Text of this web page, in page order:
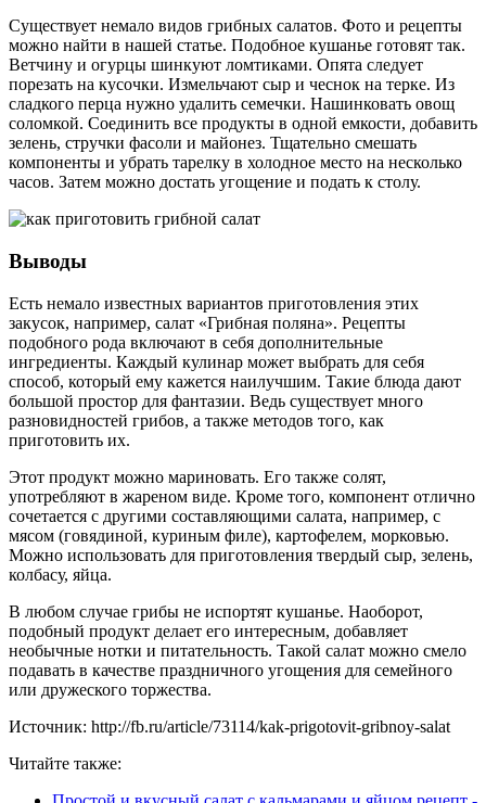
Существует немало видов грибных салатов. Фото и рецепты
можно найти в нашей статье. Подобное кушанье готовят так.
Ветчину и огурцы шинкуют ломтиками. Опята следует
порезать на кусочки. Измельчают сыр и чеснок на терке. Из
сладкого перца нужно удалить семечки. Нашинковать овощ
соломкой. Соединить все продукты в одной емкости, добавить
зелень, стручки фасоли и майонез. Тщательно смешать
компоненты и убрать тарелку в холодное место на несколько
часов. Затем можно достать угощение и подать к столу.
Выводы
Есть немало известных вариантов приготовления этих
закусок, например, салат «Грибная поляна». Рецепты
подобного рода включают в себя дополнительные
ингредиенты. Каждый кулинар может выбрать для себя
способ, который ему кажется наилучшим. Такие блюда дают
большой простор для фантазии. Ведь существует много
разновидностей грибов, а также методов того, как
приготовить их.
Этот продукт можно мариновать. Его также солят,
употребляют в жареном виде. Кроме того, компонент отлично
сочетается с другими составляющими салата, например, с
мясом (говядиной, куриным филе), картофелем, морковью.
Можно использовать для приготовления твердый сыр, зелень,
колбасу, яйца.
В любом случае грибы не испортят кушанье. Наоборот,
подобный продукт делает его интересным, добавляет
необычные нотки и питательность. Такой салат можно смело
подавать в качестве праздничного угощения для семейного
или дружеского торжества.
Источник: http://fb.ru/article/73114/kak-prigotovit-gribnoy-salat
Читайте также: